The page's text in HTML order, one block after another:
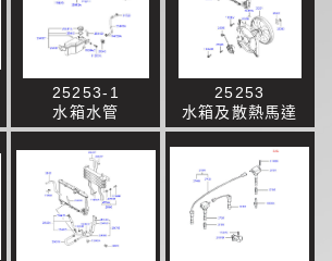
25253-1
水箱水管
25253
水箱及散熱馬達